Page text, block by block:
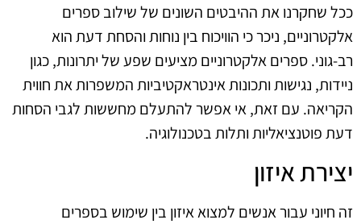
ככל שחקרנו את ההיבטים השונים של שילוב ספרים
אלקטרוניים, ניכר כי הוויכוח בין נוחות והסחת דעת הוא
רב-גוני. ספרים אלקטרוניים מציעים שפע של יתרונות, כגון
ניידות, נגישות ותכונות אינטראקטיביות המשפרות את חווית
הקריאה. עם זאת, אי אפשר להתעלם מחששות לגבי הסחות
דעת פוטנציאליות ותלות בטכנולוגיה.
יצירת איזון
זה חיוני עבור אנשים למצוא איזון בין שימוש בספרים